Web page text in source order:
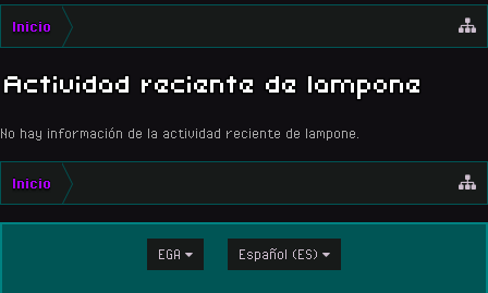
Inicio
Actividad reciente de lampone
No hay información de la actividad reciente de lampone.
Inicio
EGA Español (ES)